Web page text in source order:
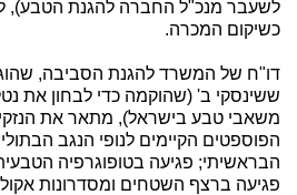
לשעבר מנכ"ל החברה להגנת הטבע), לא
כשיקום המכרה.
ששינסקי ב' (שהוקמה כדי לבחון את
משאבי טבע בישראל), מתאר את
הפוספטים הקיימים לנופי הנגב
הבראשיתי; פגיעה בטופוגרפיה
פגיעה ברצף השטחים ומסדרונות